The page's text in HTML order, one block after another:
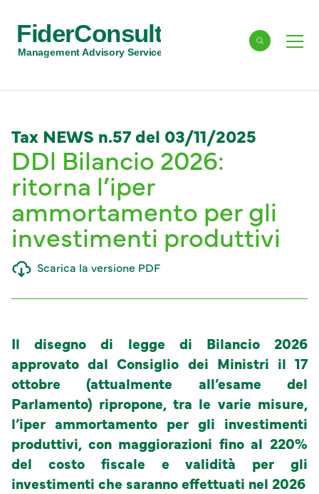
FiderConsult
Management Advisory Services Cerca
Tax NEWS n.57 del 03/11/2025
DDl Bilancio 2026:
ritorna l’iper
ammortamento per gli
investimenti produttivi
Scarica la versione PDF
Il disegno di legge di Bilancio 2026
approvato dal Consiglio dei Ministri il 17
ottobre (attualmente all’esame del
Parlamento) ripropone, tra le varie misure,
l’iper ammortamento per gli investimenti
produttivi, con maggiorazioni fino al 220%
del costo fiscale e validità per gli
investimenti che saranno effettuati nel 2026